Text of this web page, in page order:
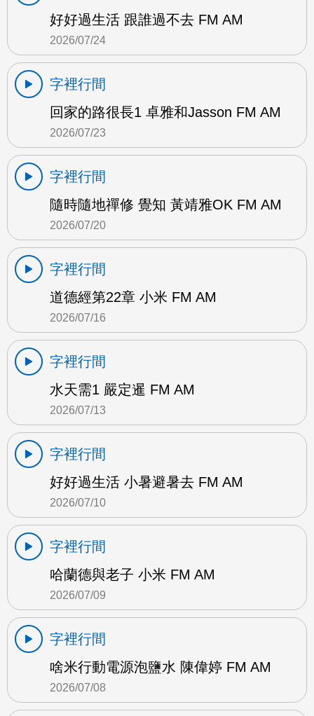
好好過生活 跟誰過不去 FM AM
2026/07/24
字裡行間
回家的路很長1 卓雅和Jasson FM AM
2026/07/23
字裡行間
隨時隨地禪修 覺知 黃靖雅OK FM AM
2026/07/20
字裡行間
道德經第22章 小米 FM AM
2026/07/16
字裡行間
水天需1 嚴定暹 FM AM
2026/07/13
字裡行間
好好過生活 小暑避暑去 FM AM
2026/07/10
字裡行間
哈蘭德與老子 小米 FM AM
2026/07/09
字裡行間
啥米行動電源泡鹽水 陳偉婷 FM AM
2026/07/08